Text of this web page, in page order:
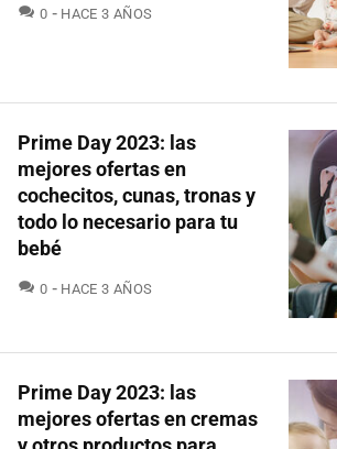
0 COMENTARIOS
HACE 3 AÑOS
Prime Day 2023: las
mejores ofertas en
cochecitos, cunas, tronas y
todo lo necesario para tu
bebé
0 COMENTARIOS
HACE 3 AÑOS
Prime Day 2023: las
mejores ofertas en cremas